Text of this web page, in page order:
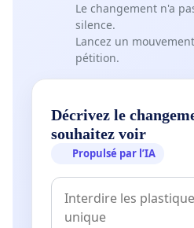
Le changement n'a
silence.
Lancez un
pétition.
Décrivez le
souhaitez voir
Propulsé par l’IA